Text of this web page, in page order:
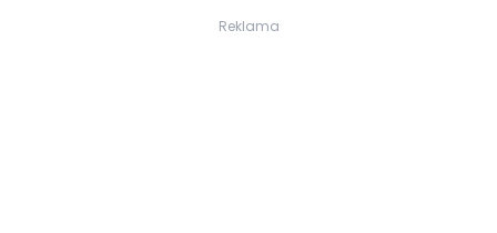
Reklama